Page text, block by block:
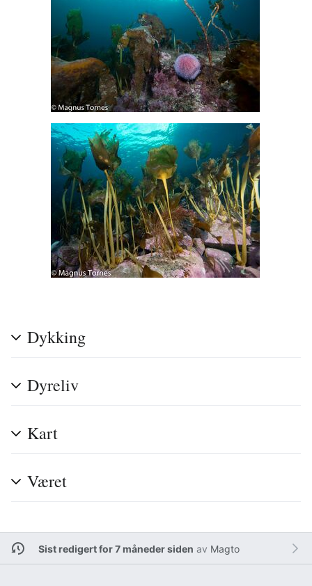
Dykking
Dyreliv
Kart
Været
Sist redigert for 7 måneder siden av Magto